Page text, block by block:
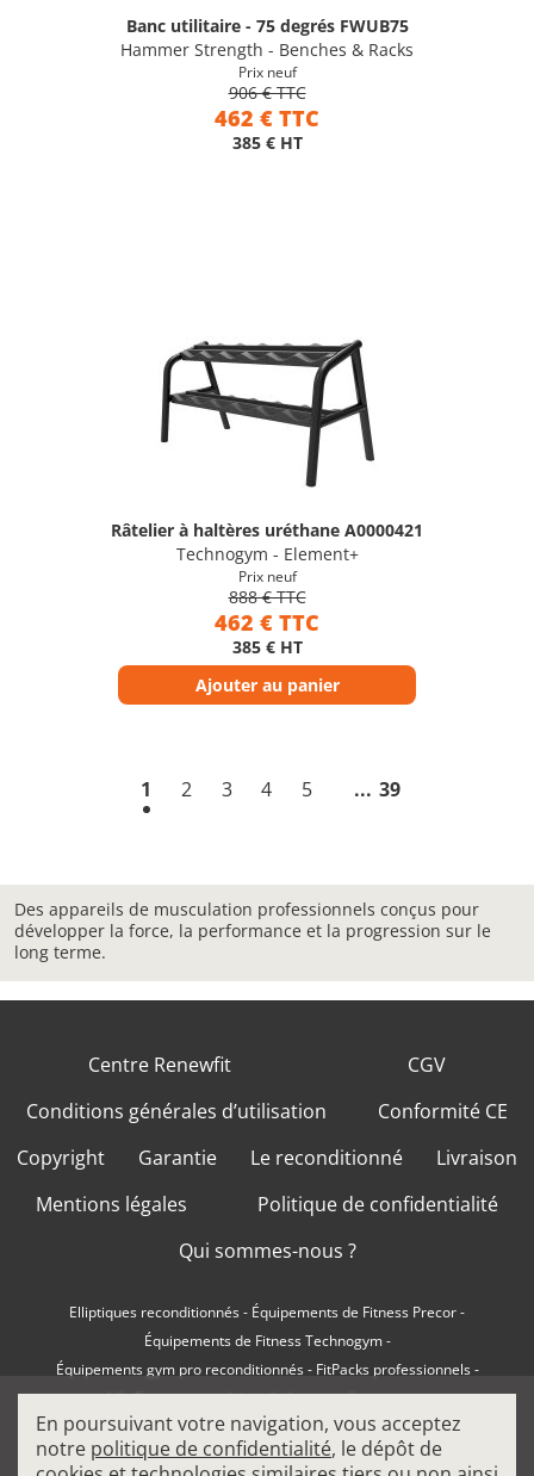
Banc utilitaire - 75 degrés FWUB75
Hammer Strength - Benches & Racks
Prix neuf
906 € TTC
462 € TTC
385 € HT
Râtelier à haltères uréthane A0000421
Technogym - Element+
Prix neuf
888 € TTC
462 € TTC
385 € HT
Ajouter au panier
1 2 3 4 5 39
Des appareils de musculation professionnels conçus pour
développer la force, la performance et la progression sur le
long terme.
Centre Renewfit
CGV
Conditions générales d’utilisation
Conformité CE
Copyright
Garantie Le reconditionné
Livraison
Mentions légales
Politique de confidentialité
Qui sommes-nous ?
Elliptiques reconditionnés- Équipements de Fitness Precor-
Équipements de Fitness Technogym-
Équipements gym pro reconditionnés- FitPacks professionnels-
Life Fitness reconditionné-Location fitness pro-
Machines à charge libre professionnelles-
Machines de musculation pro-Matériel de Cardio Fitness
En poursuivant votre navigation, vous acceptez
notre politique de confidentialité, le dépôt de